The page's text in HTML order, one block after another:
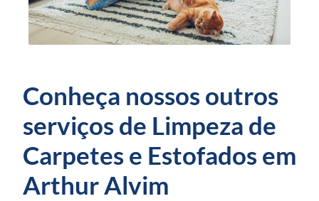
Conheça nossos outros
serviços de Limpeza de
Carpetes e Estofados em
Arthur Alvim